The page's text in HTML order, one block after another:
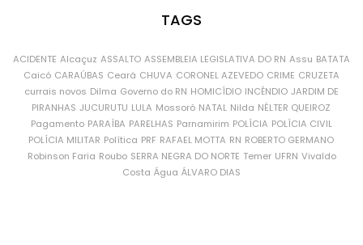
TAGS
ACIDENTE Alcaçuz ASSALTO ASSEMBLEIA LEGISLATIVA DO RN Assu BATATA
Caicó CARAÚBAS Ceará CHUVA CORONEL AZEVEDO CRIME CRUZETA
currais novos Dilma Governo do RN HOMICÍDIO INCÊNDIO JARDIM DE
PIRANHAS JUCURUTU LULA Mossoró NATAL Nilda NÉLTER QUEIROZ
Pagamento PARAÍBA PARELHAS Parnamirim POLÍCIA POLÍCIA CIVIL
POLÍCIA MILITAR Política PRF RAFAEL MOTTA RN ROBERTO GERMANO
Robinson Faria Roubo SERRA NEGRA DO NORTE Temer UFRN Vivaldo
Costa Água ÁLVARO DIAS